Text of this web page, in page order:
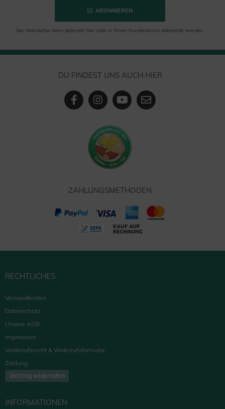
ABONNIEREN
Der Newsletter kann jederzeit hier oder in Ihrem Kundenkonto abbestellt werden.
DU FINDEST UNS AUCH HIER
ZAHLUNGSMETHODEN
RECHTLICHES
Versandkosten
Datenschutz
Unsere AGB
Impressum
Widerrufsrecht & Widerrufsformular
Zahlung
Vertrag widerrufen
INFORMATIONEN